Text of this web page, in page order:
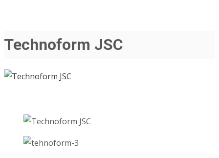
Technoform JSC